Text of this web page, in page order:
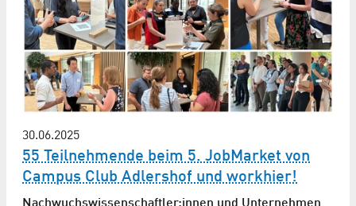
30.06.2025
55 Teilnehmende beim 5. JobMarket von
Campus Club Adlershof und workhier!
Nachwuchs­wissen­schaftler:innen und Unternehmen